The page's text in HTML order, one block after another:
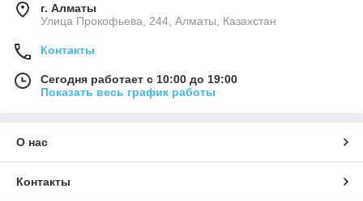
г. Алматы
​Улица Прокофьева, 244, Алматы, Казахстан
Контакты
Сегодня работает с 10:00 до 19:00
Показать весь график работы
О нас
Контакты